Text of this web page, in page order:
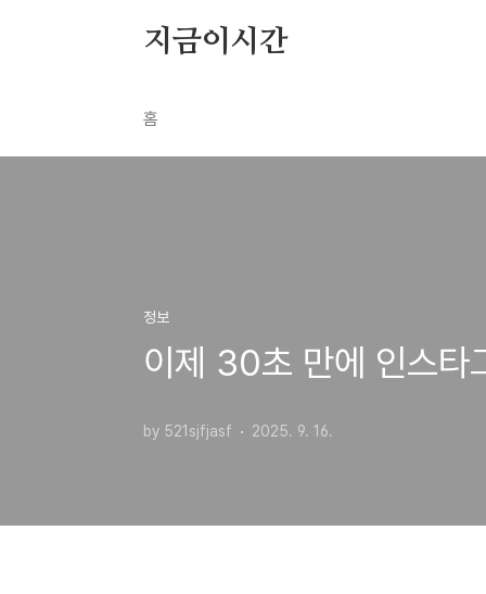
지금이시간
홈
정보
이제 30초 만에 인스타
by 521sjfjasf 2025. 9. 16.